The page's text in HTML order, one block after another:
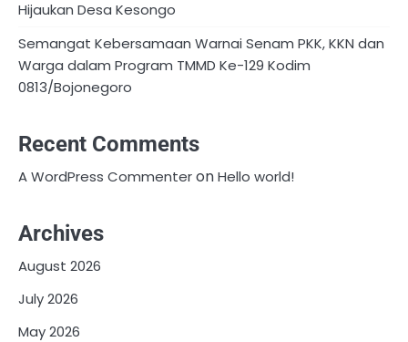
Hijaukan Desa Kesongo
Semangat Kebersamaan Warnai Senam PKK, KKN dan
Warga dalam Program TMMD Ke-129 Kodim
0813/Bojonegoro
Recent Comments
A WordPress CommenteronHello world!
Archives
August 2026
July 2026
May 2026